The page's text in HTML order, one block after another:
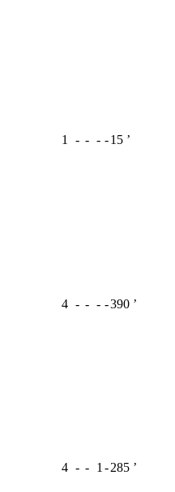
1 - - - -15 ʼ
4 - - - -390 ʼ
4 - - 1 -285 ʼ